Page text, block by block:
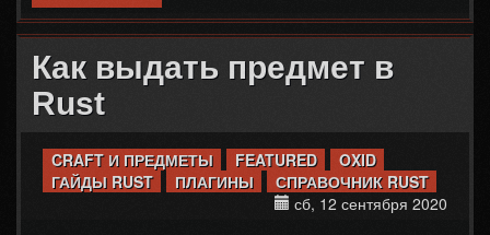
Как выдать предмет в
Rust
CRAFT И ПРЕДМЕТЫ FEATURED
OXID
ГАЙДЫ RUST
ПЛАГИНЫ
СПРАВОЧНИК RUST
сб, 12 сентября 2020